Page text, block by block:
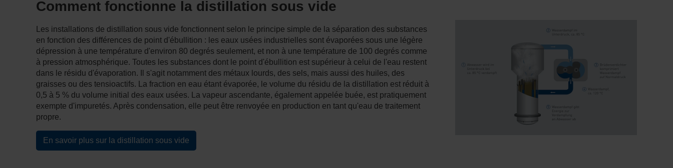
Comment fonctionne la distillation sous vide
Les installations de distillation sous vide fonctionnent selon le principe simple de la séparation des substances
en fonction des différences de point d'ébullition : les eaux usées industrielles sont évaporées sous une légère
dépression à une température d'environ 80 degrés seulement, et non à une température de 100 degrés comme
à pression atmosphérique. Toutes les substances dont le point d'ébullition est supérieur à celui de l'eau restent
dans le résidu d'évaporation. Il s'agit notamment des métaux lourds, des sels, mais aussi des huiles, des
graisses ou des tensioactifs. La fraction en eau étant évaporée, le volume du résidu de la distillation est réduit à
0,5 à 5 % du volume initial des eaux usées. La vapeur ascendante, également appelée buée, est pratiquement
exempte d'impuretés. Après condensation, elle peut être renvoyée en production en tant qu'eau de traitement
propre.
En savoir plus sur la distillation sous vide